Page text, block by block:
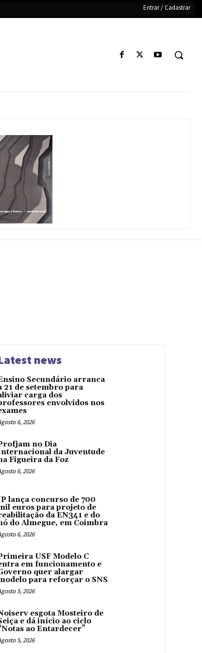
Entrar / Cadastrar
news
Secundário arranca
21 de setembro para
carga dos
envolvidos nos
6, 2026
no Dia
da Juventude
Figueira da Foz
6, 2026
lança concurso de 700
euros para projeto de
da EN341 e do
do Almegue, em Coimbra
6, 2026
USF Modelo C
em funcionamento e
quer alargar
para reforçar o SNS
5, 2026
esgota Mosteiro de
e dá início ao ciclo
ao Entardecer”
5, 2026